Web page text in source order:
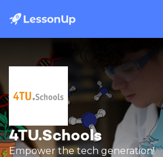
4TU.Schools
Empower the tech generation!